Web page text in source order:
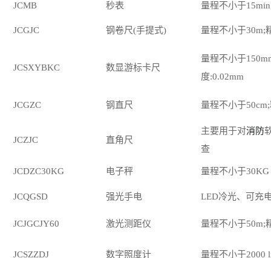
JCMB 秒表 量程不小于
JCGJC 钢卷尺(手提式) 量程不小于30m;
JCSXYBKC 数显游标卡尺
量程不小于
度:0.02mm
JCGZC 钢直尺 量程不小于
JCZJC 直角尺
主要用于对消防
查
JCDZC30KG 电子秤 量程不小于30KG
JCQGSD 强光手电 LED冷光、可充
JCJGCJY60 激光测距仪 量程不小于50m;
JCSZZDJ 数字照度计 量程不小于2000